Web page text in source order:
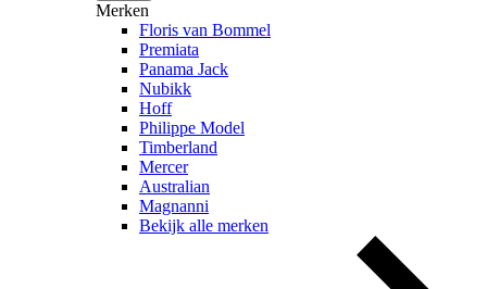
Merken
Floris van Bommel
Premiata
Panama Jack
Nubikk
Hoff
Philippe Model
Timberland
Mercer
Australian
Magnanni
Bekijk alle merken